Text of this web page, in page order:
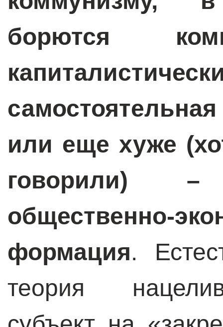
борются
или еще хуже
говорили)
общественно-
формация.
теория